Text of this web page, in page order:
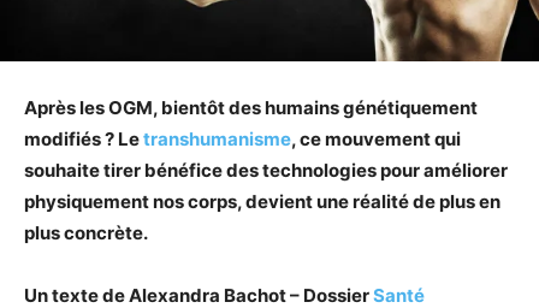
Après les OGM, bientôt des humains génétiquement
modifiés ? Letranshumanisme, ce mouvement qui
souhaite tirer bénéfice des technologies pour améliorer
physiquement nos corps, devient une réalité de plus en
plus concrète.
Un texte de Alexandra Bachot – DossierSanté